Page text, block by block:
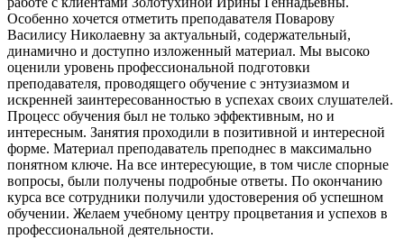
Особенно хочется отметить преподавателя Поварову
Василису Николаевну за актуальный, содержательный,
динамично и доступно изложенный материал. Мы высоко
оценили уровень профессиональной подготовки
преподавателя, проводящего обучение с энтузиазмом и
искренней заинтересованностью в успехах своих слушателей.
Процесс обучения был не только эффективным, но и
интересным. Занятия проходили в позитивной и интересной
форме. Материал преподаватель преподнес в максимально
понятном ключе. На все интересующие, в том числе спорные
вопросы, были получены подробные ответы. По окончанию
курса все сотрудники получили удостоверения об успешном
обучении. Желаем учебному центру процветания и успехов в
профессиональной деятельности.